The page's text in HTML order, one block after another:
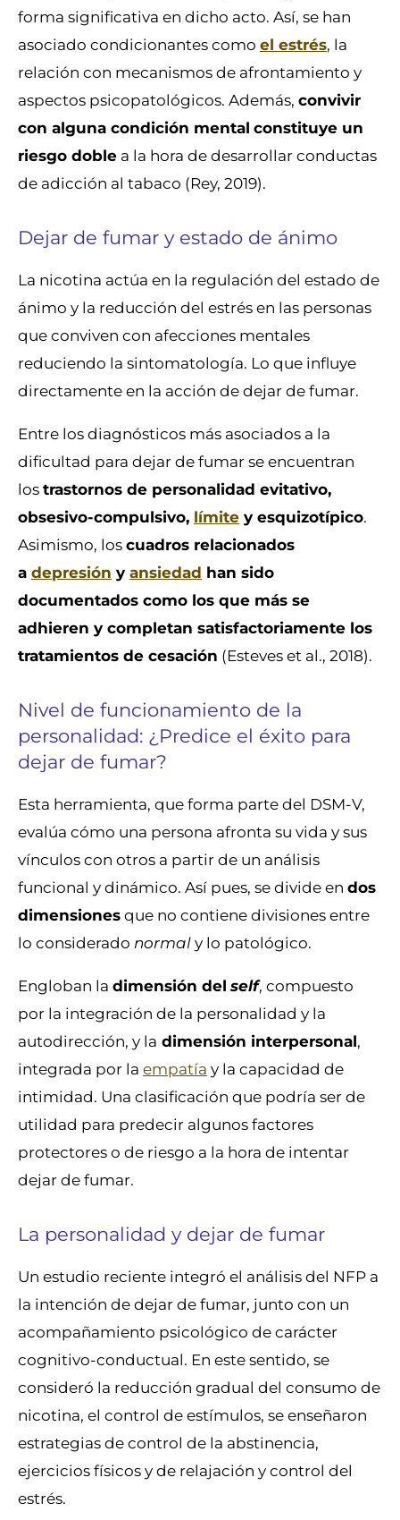
forma significativa en dicho acto. Así, se han
asociado condicionantes como el estrés, la
relación con mecanismos de afrontamiento y
aspectos psicopatológicos. Además, convivir
con alguna condición mental constituye un
riesgo doble a la hora de desarrollar conductas
de adicción al tabaco (Rey, 2019).
Dejar de fumar y estado de ánimo
La nicotina actúa en la regulación del estado de
ánimo y la reducción del estrés en las personas
que conviven con afecciones mentales
reduciendo la sintomatología. Lo que influye
directamente en la acción de dejar de fumar.
Entre los diagnósticos más asociados a la
dificultad para dejar de fumar se encuentran
lostrastornos de personalidad evitativo,
obsesivo-compulsivo, límite y esquizotípico.
Asimismo, loscuadros relacionados
a depresión y ansiedad han sido
documentados como los que más se
adhieren y completan satisfactoriamente los
tratamientos de cesación (Esteves et al., 2018).
Nivel de funcionamiento de la
personalidad: ¿Predice el éxito para
dejar de fumar?
Esta herramienta, que forma parte del DSM-V,
evalúa cómo una persona afronta su vida y sus
vínculos con otros a partir de un análisis
funcional y dinámico. Así pues, se divide en dos
dimensionesque no contiene divisiones entre
lo considerado normaly lo patológico.
Engloban la dimensión del self, compuesto
por la integración de la personalidad y la
autodirección, y la dimensión interpersonal,
integrada por la empatía y la capacidad de
intimidad. Una clasificación que podría ser de
utilidad para predecir algunos factores
protectores o de riesgo a la hora de intentar
dejar de fumar.
La personalidad y dejar de fumar
Un estudio reciente integró el análisis del NFP a
la intención de dejar de fumar, junto con un
acompañamiento psicológico de carácter
cognitivo-conductual. En este sentido, se
consideró la reducción gradual del consumo de
nicotina, el control de estímulos, se enseñaron
estrategias de control de la abstinencia,
ejercicios físicos y de relajación y control del
estrés.